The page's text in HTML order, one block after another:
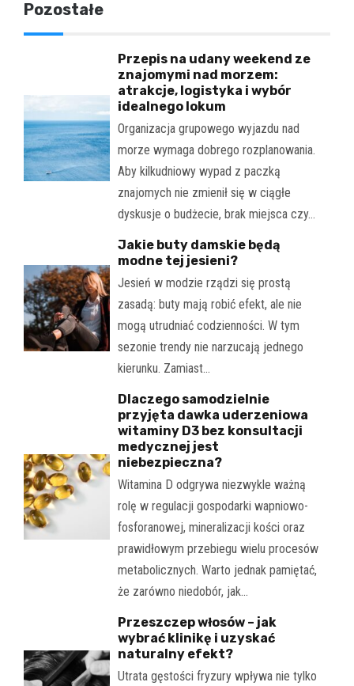
Pozostałe
Przepis na udany weekend ze
znajomymi nad morzem:
atrakcje, logistyka i wybór
idealnego lokum
Organizacja grupowego wyjazdu nad
morze wymaga dobrego rozplanowania.
Aby kilkudniowy wypad z paczką
znajomych nie zmienił się w ciągłe
dyskusje o budżecie, brak miejsca czy…
Jakie buty damskie będą
modne tej jesieni?
Jesień w modzie rządzi się prostą
zasadą: buty mają robić efekt, ale nie
mogą utrudniać codzienności. W tym
sezonie trendy nie narzucają jednego
kierunku. Zamiast…
Dlaczego samodzielnie
przyjęta dawka uderzeniowa
witaminy D3 bez konsultacji
medycznej jest
niebezpieczna?
Witamina D odgrywa niezwykle ważną
rolę w regulacji gospodarki wapniowo-
fosforanowej, mineralizacji kości oraz
prawidłowym przebiegu wielu procesów
metabolicznych. Warto jednak pamiętać,
że zarówno niedobór, jak…
Przeszczep włosów – jak
wybrać klinikę i uzyskać
naturalny efekt?
Utrata gęstości fryzury wpływa nie tylko